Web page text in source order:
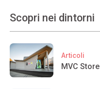
Scopri nei dintorni
Articoli
MVC Store